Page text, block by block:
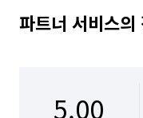
파트너 서비스의
5.00